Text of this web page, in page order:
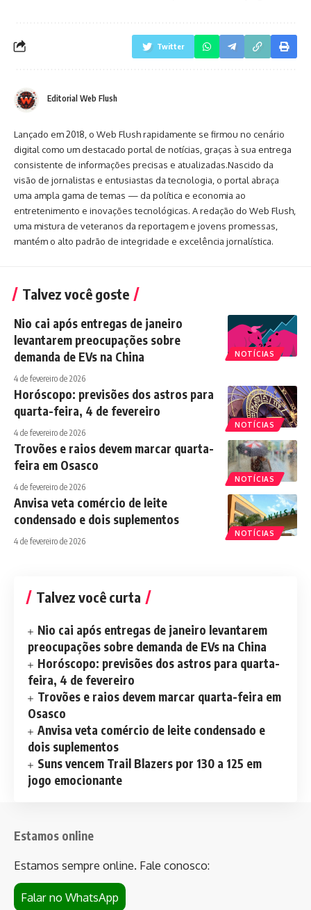
Twitter
Editorial Web Flush
Lançado em 2018, o Web Flush rapidamente se firmou no cenário
digital como um destacado portal de notícias, graças à sua entrega
consistente de informações precisas e atualizadas.Nascido da
visão de jornalistas e entusiastas da tecnologia, o portal abraça
uma ampla gama de temas — da política e economia ao
entretenimento e inovações tecnológicas. A redação do Web Flush,
uma mistura de veteranos da reportagem e jovens promessas,
mantém o alto padrão de integridade e excelência jornalística.
Talvez você goste
NOTÍCIAS
Nio cai após entregas de janeiro
levantarem preocupações sobre
demanda de EVs na China
4 de fevereiro de 2026
NOTÍCIAS
Horóscopo: previsões dos astros para
quarta-feira, 4 de fevereiro
4 de fevereiro de 2026
NOTÍCIAS
Trovões e raios devem marcar quarta-
feira em Osasco
4 de fevereiro de 2026
NOTÍCIAS
Anvisa veta comércio de leite
condensado e dois suplementos
4 de fevereiro de 2026
Talvez você curta
Nio cai após entregas de janeiro levantarem
preocupações sobre demanda de EVs na China
Horóscopo: previsões dos astros para quarta-
feira, 4 de fevereiro
Trovões e raios devem marcar quarta-feira em
Osasco
Anvisa veta comércio de leite condensado e
dois suplementos
Suns vencem Trail Blazers por 130 a 125 em
jogo emocionante
Estamos online
Estamos sempre online. Fale conosco:
Falar no WhatsApp